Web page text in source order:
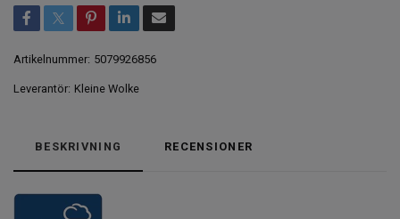
Artikelnummer: 5079926856
Leverantör: Kleine Wolke
BESKRIVNING RECENSIONER